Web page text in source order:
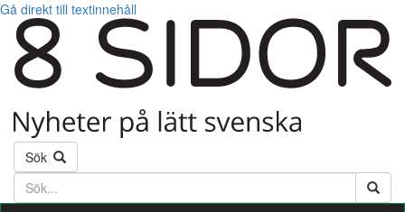
Gå direkt till textinnehåll
Sök
Söktext